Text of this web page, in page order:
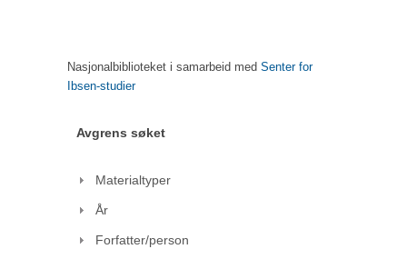
Nasjonalbiblioteket i samarbeid med Senter for
Ibsen-studier
Avgrens søket
Materialtyper
År
Forfatter/person